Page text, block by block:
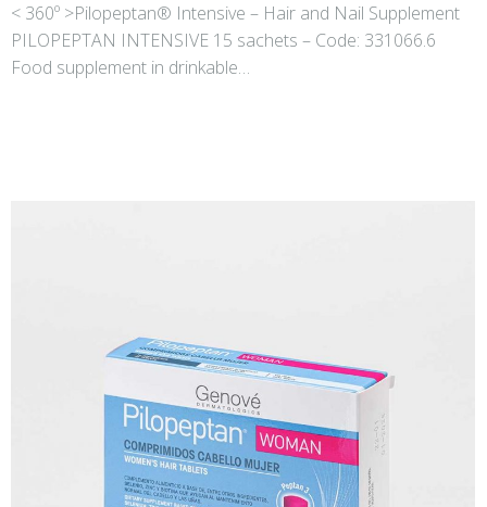
< 360º >Pilopeptan® Intensive – Hair and Nail Supplement
PILOPEPTAN INTENSIVE 15 sachets – Code: 331066.6
Food supplement in drinkable…